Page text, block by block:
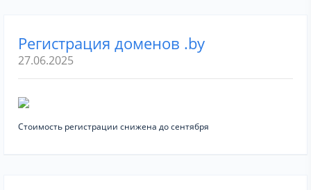
Регистрация доменов .by
27.06.2025
Стоимость регистрации снижена до сентября